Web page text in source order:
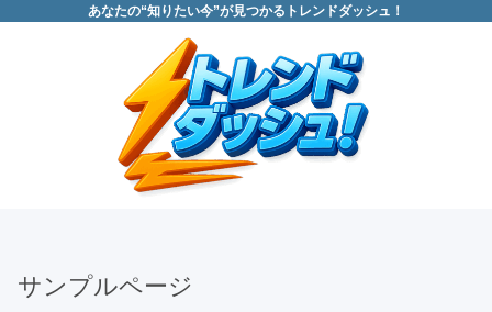
あなたの“知りたい今”が見つかるトレンドダッシュ！
サンプルページ